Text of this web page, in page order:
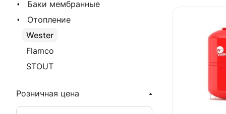
Баки мембранные
Отопление
Wester
Flamco
STOUT
Розничная цена